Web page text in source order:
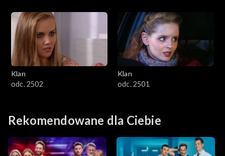
Klan
odc. 2502
Klan
odc. 2501
Rekomendowane dla Ciebie